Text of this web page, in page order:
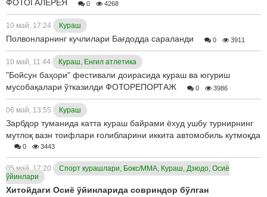
ФОТОГАЛЕРЕЯ
0 4268
10 май, 17:24 Кураш
Полвонларнинг кучлилари Бағдодда сараланди 0 3911
10 май, 11:44 Кураш, Енгил атлетика
"Бойсун баҳори" фестивали доирасида кураш ва югуриш
мусобақалари ўтказилди ФОТОРЕПОРТАЖ
0 3986
06 май, 13:55 Кураш
Зарбдор туманида катта кураш байрами ёхуд ушбу турнирнинг
мутлоқ вазн тоифлари ғолибларини иккита автомобиль кутмоқда
0 3443
05 май, 17:20
Спорт курашлари, Бокс/ММА, Кураш, Дзюдо, Осиё
ўйинлари
Хитойдаги Осиё ўйинларида совриндор бўлган